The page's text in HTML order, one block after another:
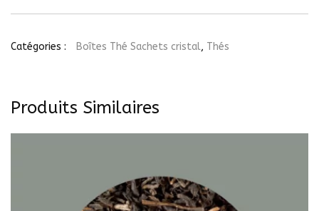
Lapsang
Catégories : Boîtes Thé Sachets cristal, Thés
Produits Similaires